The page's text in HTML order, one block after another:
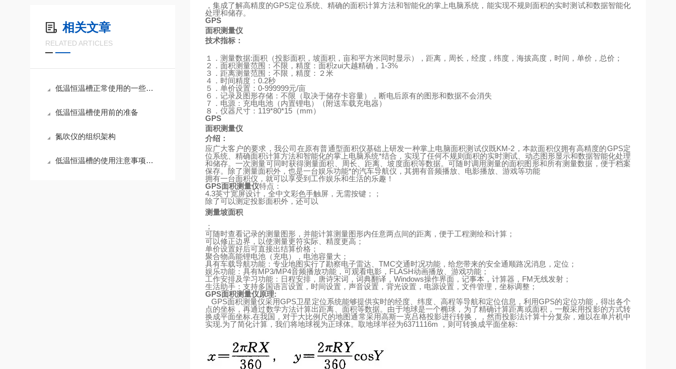
相关文章
RELATED ARTICLES
低温恒温槽正常使用的一些特殊要求,不知道你有没有注意到
低温恒温槽使用前的准备
氮吹仪的组织架构
低温恒温槽的使用注意事项和使用方法
，集成了解高精度的GPS定位系统、精确的面积计算方法和智能化的掌上电脑系统，能实现不规则面积的实时测试和数据智能化
处理和储存。
GPS
面积测量仪
技术指标：
１．测量数据:面积（投影面积，坡面积，亩和平方米同时显示），距离，周长，经度，纬度，海拔高度，时间，单价，总价；
２．面积测量范围：不限，精度：面积zui大越精确， 1-3%
３．距离测量范围：不限，精度：２米
４．时间精度： 0.2秒
５．单价设置： 0-999999元/亩
６．记录及图形存储：不限（取决于储存卡容量），断电后原有的图形和数据不会消失
７．电源：充电电池（内置锂电）
（附送车载充电器）
８．仪器尺寸： 119*80*15（mm）
GPS
面积测量仪
介绍：
应广大客户的要求，我公司在原有普通型面积仪基础上研发一种掌上电脑面积测试仪既KM-2 ，本款面积仪拥有高精度的GPS定
位系统、精确面积计算方法和智能化的掌上电脑系统*结合，实现了任何不规则面积的实时测试、动态图形显示和数据智能化处理
和储存。一次测量可同时获得测量面积、周长、距离、坡度面积等数据。可随时调用测量的面积图形和所有测量数据，便于档案
保存。除了测量面积外，也是一台娱乐功能*的汽车导航仪，其拥有音频播放、电影播放、游戏等功能
拥有一台面积仪，就可以享受到工作娱乐和生活的乐趣！
GPS面积测量仪特点：
4.3英寸宽屏设计，全中文彩色手触屏，无需按键；；
除了可以测定投影面积外，还可以
测量坡面积
；
可随时查看记录的测量图形，并能计算测量图形内任意两点间的距离，便于工程测绘和计算；
可以修正边界，以使测量更符实际、精度更高；
单价设置好后可直接出结算价格；
聚合物高能锂电池（充电），电池容量大；
具有车载导航功能：专业地图实行了勘察电子雷达、 TMC交通时况功能，给您带来的安全通顺路况消息，定位；
娱乐功能：具有MP3/MP4音频播放功能，可观看电影， FLASH动画播放、游戏功能；
工作安排及学习功能：日程安排，唐诗宋词，词典翻译， Windows操作界面，记事本，计算器， FM无线发射；
生活助手：支持多国语言设置，时间设置，声音设置，背光设置，电源设置，文件管理，坐标调整；
GPS面积测量仪原理:
GPS面积测量仪采用GPS卫星定位系统能够提供实时的经度、纬度、高程等导航和定位信息，利用GPS的定位功能，得出各个
点的坐标，再通过数学方法计算出距离、面积等数据。由于地球是一个椭球，为了精确计算距离或面积，一般采用投影的方式转
换成平面坐标.在我国，对于大比例尺的地图通常采用高斯一克吕格投影进行转换，，然而投影法计算十分复杂，难以在单片机中
实现.为了简化计算，我们将地球视为正球体。取地球半径为6371116m ，则可转换成平面坐标: